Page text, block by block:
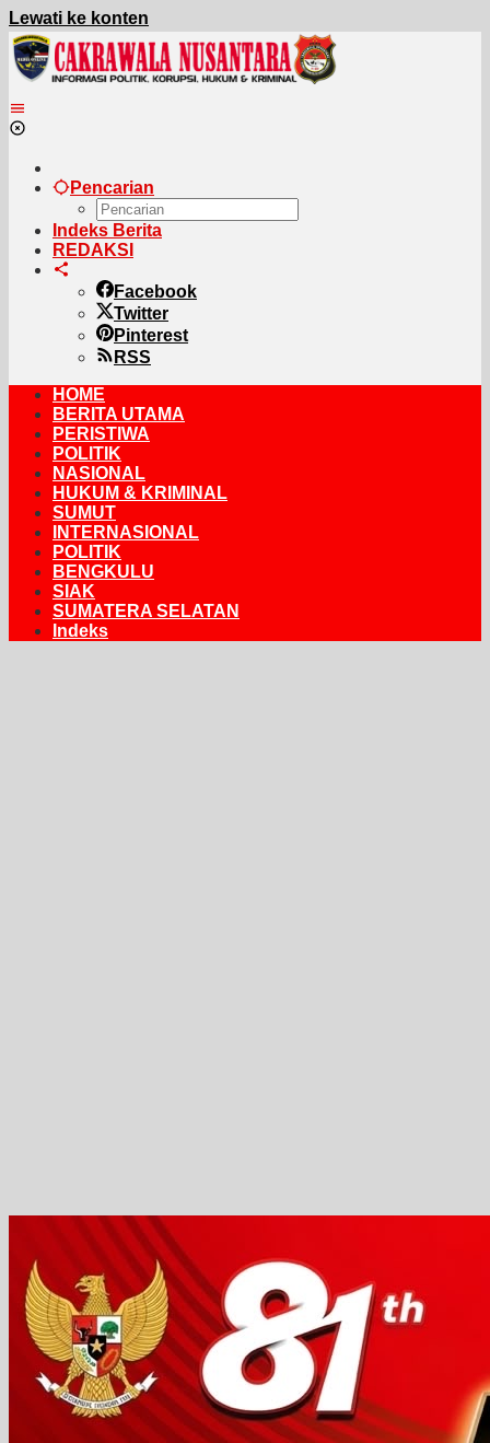
Lewati ke konten
Pencarian
Indeks Berita
REDAKSI
Facebook
Twitter
Pinterest
RSS
HOME
BERITA UTAMA
PERISTIWA
POLITIK
NASIONAL
HUKUM & KRIMINAL
SUMUT
INTERNASIONAL
POLITIK
BENGKULU
SIAK
SUMATERA SELATAN
Indeks